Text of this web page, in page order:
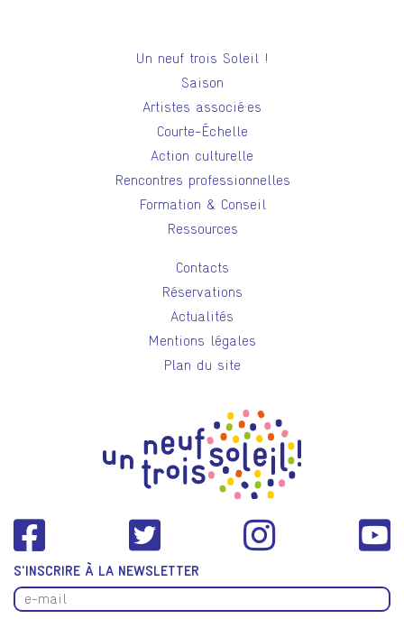
Un neuf trois Soleil !
Saison
Artistes associé·es
Courte-Échelle
Action culturelle
Rencontres professionnelles
Formation & Conseil
Ressources
Contacts
Réservations
Actualités
Mentions légales
Plan du site
S'INSCRIRE À LA NEWSLETTER